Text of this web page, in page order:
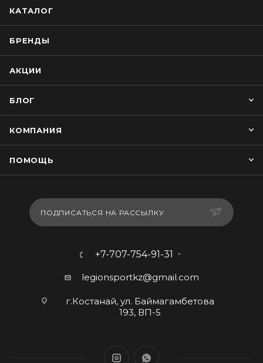
КАТАЛОГ
БРЕНДЫ
АКЦИИ
БЛОГ
КОМПАНИЯ
ПОМОЩЬ
ПОДПИСАТЬСЯ НА РАССЫЛКУ
+7-707-754-91-31
legionsportkz@gmail.com
г.Костанай, ул. Баймагамбетова
193, ВП-5